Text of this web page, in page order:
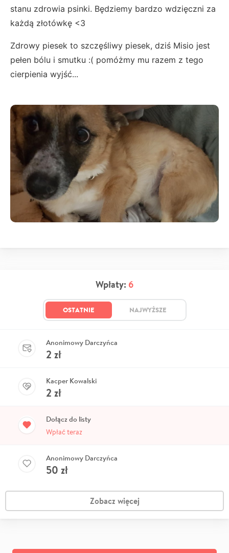
stanu zdrowia psinki. Będziemy bardzo wdzięczni za
każdą złotówkę <3
Zdrowy piesek to szczęśliwy piesek, dziś Misio jest
pełen bólu i smutku :( pomóżmy mu razem z tego
cierpienia wyjść...
Wpłaty: 6
OSTATNIE NAJWYŻSZE
Anonimowy Darczyńca
2 zł
Kacper Kowalski
2 zł
Dołącz do listy
Wpłać teraz
Anonimowy Darczyńca
50 zł
Zobacz więcej